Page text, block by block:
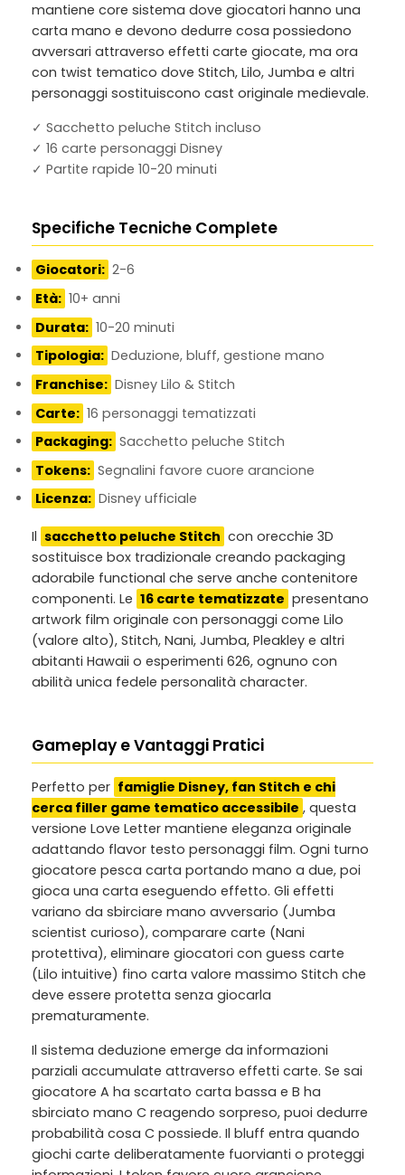
mantiene core sistema dove giocatori hanno una
carta mano e devono dedurre cosa possiedono
avversari attraverso effetti carte giocate, ma ora
con twist tematico dove Stitch, Lilo, Jumba e altri
personaggi sostituiscono cast originale medievale.
✓ Sacchetto peluche Stitch incluso
✓ 16 carte personaggi Disney
✓ Partite rapide 10-20 minuti
Specifiche Tecniche Complete
Giocatori: 2-6
Età: 10+ anni
Durata: 10-20 minuti
Tipologia: Deduzione, bluff, gestione mano
Franchise: Disney Lilo & Stitch
Carte: 16 personaggi tematizzati
Packaging: Sacchetto peluche Stitch
Tokens: Segnalini favore cuore arancione
Licenza: Disney ufficiale
Il sacchetto peluche Stitch con orecchie 3D
sostituisce box tradizionale creando packaging
adorabile functional che serve anche contenitore
componenti. Le 16 carte tematizzate presentano
artwork film originale con personaggi come Lilo
(valore alto), Stitch, Nani, Jumba, Pleakley e altri
abitanti Hawaii o esperimenti 626, ognuno con
abilità unica fedele personalità character.
Gameplay e Vantaggi Pratici
Perfetto per famiglie Disney, fan Stitch e chi
cerca filler game tematico accessibile , questa
versione Love Letter mantiene eleganza originale
adattando flavor testo personaggi film. Ogni turno
giocatore pesca carta portando mano a due, poi
gioca una carta eseguendo effetto. Gli effetti
variano da sbirciare mano avversario (Jumba
scientist curioso), comparare carte (Nani
protettiva), eliminare giocatori con guess carte
(Lilo intuitive) fino carta valore massimo Stitch che
deve essere protetta senza giocarla
prematuramente.
Il sistema deduzione emerge da informazioni
parziali accumulate attraverso effetti carte. Se sai
giocatore A ha scartato carta bassa e B ha
sbirciato mano C reagendo sorpreso, puoi dedurre
probabilità cosa C possiede. Il bluff entra quando
giochi carte deliberatamente fuorvianti o proteggi